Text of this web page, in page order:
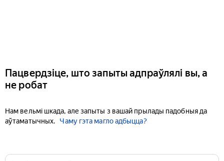
Пацвердзіце, што запыты адпраўлялі вы, а
не робат
Нам вельмі шкада, але запыты з вашай прылады падобныя да
аўтаматычных.
Чаму гэта магло адбыцца?